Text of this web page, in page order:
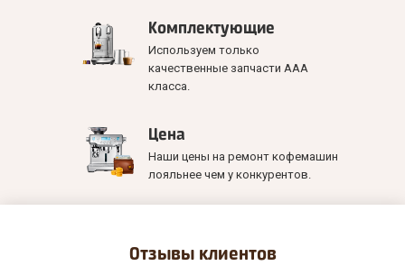
Комплектующие
Используем только
качественные запчасти ААА
класса.
Цена
Наши цены на ремонт кофемашин
лояльнее чем у конкурентов.
Отзывы клиентов